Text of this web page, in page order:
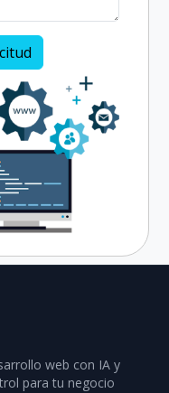
web con IA y
para tu negocio